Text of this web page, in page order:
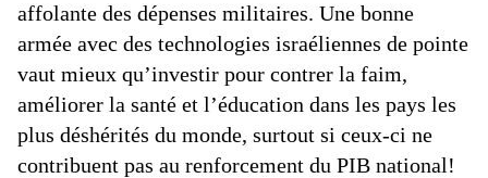
affolante des dépenses militaires. Une bonne
armée avec des technologies israéliennes de pointe
vaut mieux qu’investir pour contrer la faim,
améliorer la santé et l’éducation dans les pays les
plus déshérités du monde, surtout si ceux-ci ne
contribuent pas au renforcement du PIB national!